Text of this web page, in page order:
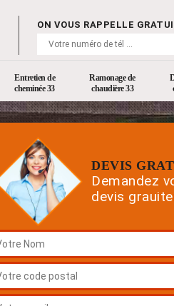
ON VOUS RAPPELLE
Entretien de
cheminée 33
Ramonage de
chaudière 33
DEVIS
Demandez
devis